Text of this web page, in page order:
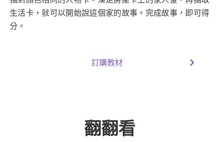
生活卡，就可以開始說這個家的故事。完成故事，即可得
分。
訂購教材
翻翻看